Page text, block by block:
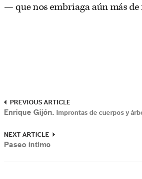
— que nos embriaga aún más
PREVIOUS ARTICLE
Enrique Gijón. Improntas de cuerpos y
NEXT ARTICLE
Paseo íntimo